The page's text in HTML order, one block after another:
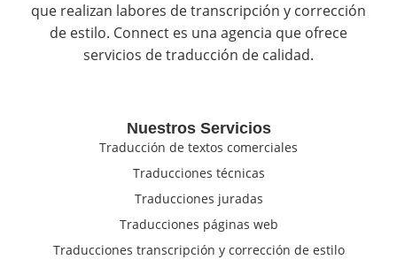
que realizan labores de transcripción y corrección
de estilo. Connect es una agencia que ofrece
servicios de traducción de calidad.
Nuestros Servicios
Traducción de textos comerciales
Traducciones técnicas
Traducciones juradas
Traducciones páginas web
Traducciones transcripción y corrección de estilo